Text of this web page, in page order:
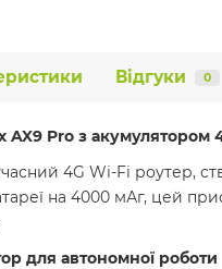
Відгуки 0
AX9 Pro з
4G Wi-Fi роутер,
на 4000 мАг, цей
для автономної роботи